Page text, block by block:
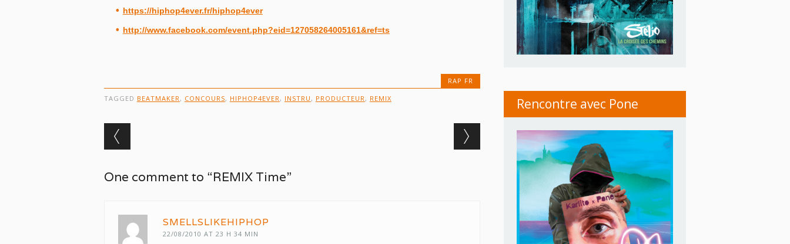
https://hiphop4ever.fr/hiphop4ever
http://www.facebook.com/event.php?eid=127058264005161&ref=ts
RAP FR
TAGGED BEATMAKER, CONCOURS, HIPHOP4EVER, INSTRU , PRODUCTEUR, REMIX
Post navigation
One comment to “REMIX Time”
SMELLSLIKEHIPHOP
22/08/2010 AT 23 H 34 MIN
Rencontre avec Pone